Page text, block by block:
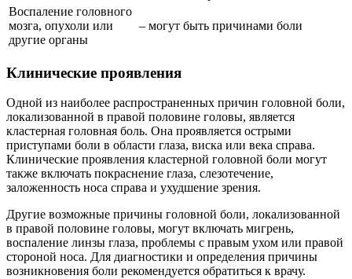
Воспаление головного
мозга, опухоли или
другие органы
– могут быть причинами боли
Клинические проявления
Одной из наиболее распространенных причин головной боли,
локализованной в правой половине головы, является
кластерная головная боль. Она проявляется острыми
приступами боли в области глаза, виска или века справа.
Клинические проявления кластерной головной боли могут
также включать покраснение глаза, слезотечение,
заложенность носа справа и ухудшение зрения.
Другие возможные причины головной боли, локализованной
в правой половине головы, могут включать мигрень,
воспаление линзы глаза, проблемы с правым ухом или правой
стороной носа. Для диагностики и определения причины
возникновения боли рекомендуется обратиться к врачу.